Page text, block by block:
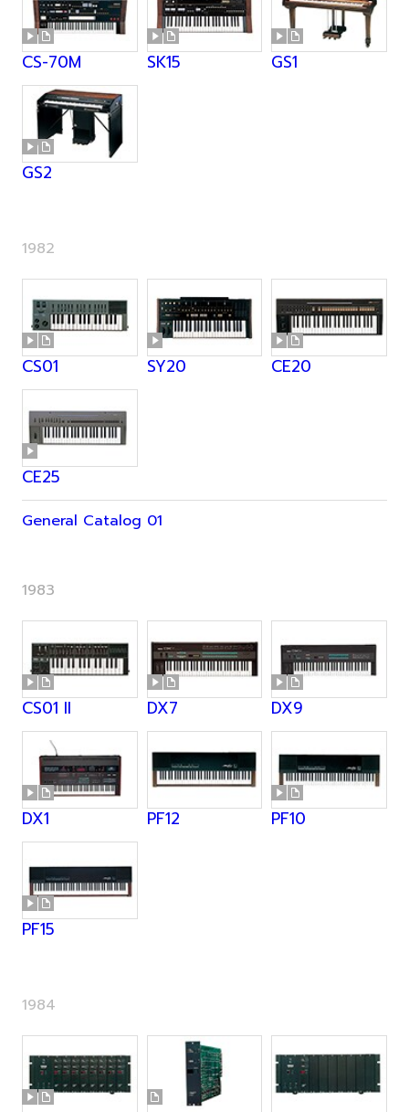
CS-70M SK15 GS1
GS2
1982
CS01 SY20 CE20
CE25
General Catalog 01
1983
CS01 II DX7 DX9
DX1 PF12 PF10
PF15
1984